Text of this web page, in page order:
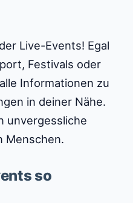
Live-Events! Egal
Festivals oder
Informationen zu
in deiner Nähe.
unvergessliche
Menschen.
so